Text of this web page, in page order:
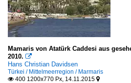
Mamaris von Atatürk Caddesi aus
2010. 
Hans Christian Davidsen
Türkei / Mittelmeerregion / Marmaris
 400 1200x770 Px, 14.11.2015 